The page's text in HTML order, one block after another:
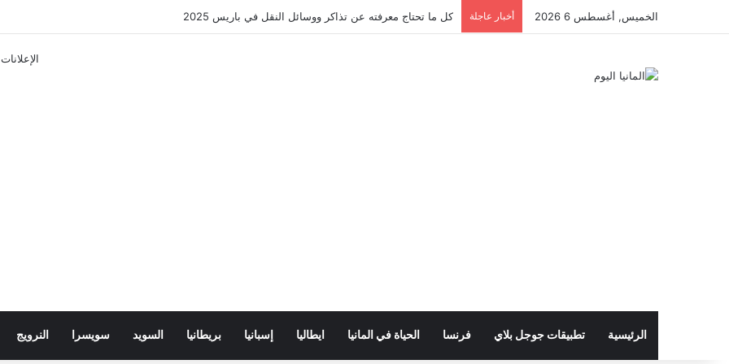
الخميس, أغسطس 6 2026 أخبار عاجلة كل ما تحتاج معرفته عن تذاكر ووسائل النقل في باريس 2025
الإعلانات
الرئيسية تطبيقات جوجل بلاي فرنسا الحياة في المانيا ايطاليا إسبانيا بريطانيا السويد سويسرا النرويج